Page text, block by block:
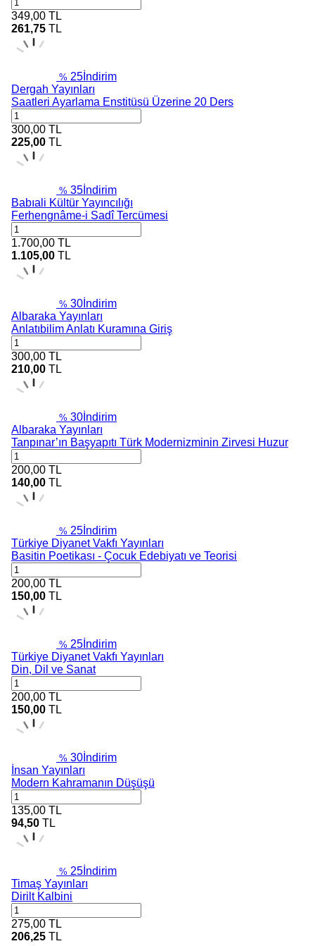
349,00 TL
261,75 TL
% 25 İndirim
Dergah Yayınları
Saatleri Ayarlama Enstitüsü Üzerine 20 Ders
300,00 TL
225,00 TL
% 35 İndirim
Babıali Kültür Yayıncılığı
Ferhengnâme-i Sadî Tercümesi
1.700,00 TL
1.105,00 TL
% 30 İndirim
Albaraka Yayınları
Anlatıbilim Anlatı Kuramına Giriş
300,00 TL
210,00 TL
% 30 İndirim
Albaraka Yayınları
Tanpınar’ın Başyapıtı Türk Modernizminin Zirvesi Huzur
200,00 TL
140,00 TL
% 25 İndirim
Türkiye Diyanet Vakfı Yayınları
Basitin Poetikası - Çocuk Edebiyatı ve Teorisi
200,00 TL
150,00 TL
% 25 İndirim
Türkiye Diyanet Vakfı Yayınları
Din, Dil ve Sanat
200,00 TL
150,00 TL
% 30 İndirim
İnsan Yayınları
Modern Kahramanın Düşüşü
135,00 TL
94,50 TL
% 25 İndirim
Timaş Yayınları
Dirilt Kalbini
275,00 TL
206,25 TL